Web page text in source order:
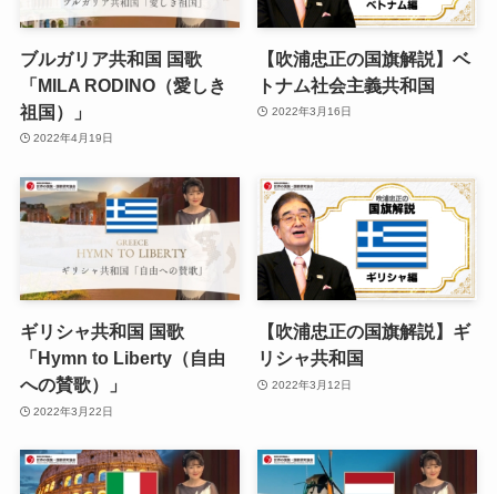
ブルガリア共和国 国歌
「MILA RODINO（愛しき
祖国）」
2022年4月19日
【吹浦忠正の国旗解説】ベ
トナム社会主義共和国
2022年3月16日
ギリシャ共和国 国歌
「Hymn to Liberty（自由
への賛歌）」
2022年3月22日
【吹浦忠正の国旗解説】ギ
リシャ共和国
2022年3月12日